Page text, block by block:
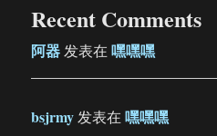
Recent Comments
阿器发表在嘿嘿嘿
bsjrmy发表在嘿嘿嘿